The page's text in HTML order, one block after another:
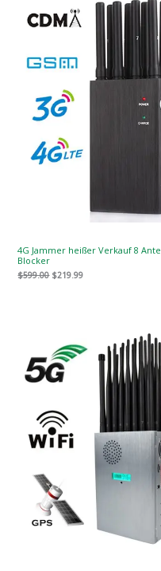
4G Jammer heißer Verkauf 8
Blocker
$599.00
war:
$599.00.
$219.99
Preis
$219.99.
Preis
war:
$1,599.00.
ist:
$829.88.